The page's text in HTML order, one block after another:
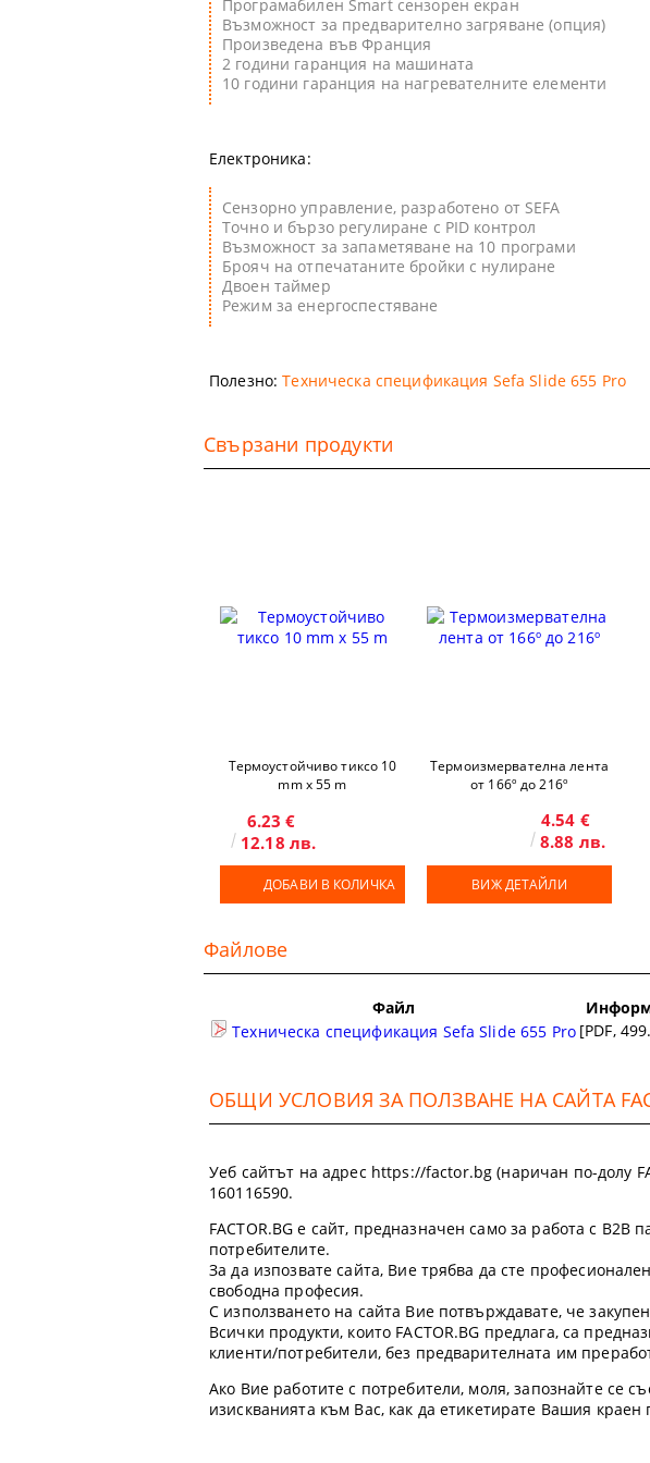
Програмабилен Smart сензорен екран
Възможност за предварително загряване (опция)
Произведена във Франция
2 години гаранция на машината
10 години гаранция на нагревателните елементи
Електроника:
Сензорно управление, разработено от SEFA
Точно и бързо регулиране с PID контрол
Възможност за запаметяване на 10 програми
Брояч на отпечатаните бройки с нулиране
Двоен таймер
Режим за енергоспестяване
Полезно:Техническа спецификация Sefa Slide 655 Pro
Свързани продукти
Термоустойчиво тиксо 10
mm х 55 m
6.23 €
12.18 лв.
ДОБАВИ В КОЛИЧКА
Термоизмервателна лента
от 166º до 216º
4.54 €
8.88 лв.
ВИЖ ДЕТАЙЛИ
Файлове
Файл
Техническа спецификация Sefa Slide 655 Pro [PDF,
ОБЩИ УСЛОВИЯ ЗА ПОЛЗВАНЕ НА САЙТА
Уеб сайтът на адрес https://factor.bg (наричан по-долу
160116590.
FACTOR.BG е сайт, предназначен само за работа с
потребителите.
За да изпозвате сайта, Вие трябва да сте
свободна професия.
С използването на сайта Вие потвърждавате, че
Всички продукти, които FACTOR.BG предлага, са
клиенти/потребители, без предварителната им
Ако Вие работите с потребители, моля, запознайте се
изискванията към Вас, как да етикетирате Вашия